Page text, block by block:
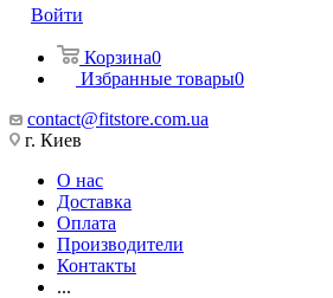
Войти
Корзина0
Избранные товары0
contact@fitstore.com.ua
г. Киев
О нас
Доставка
Оплата
Производители
Контакты
...